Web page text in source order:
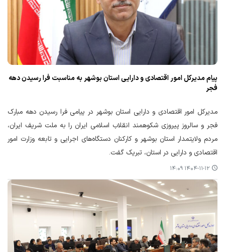
پیام مدیرکل امور اقتصادی و دارایی استان بوشهر به مناسبت فرا رسیدن دهه
فجر
مدیرکل امور اقتصادی و دارایی استان بوشهر در پیامی فرا رسیدن دهه مبارک
فجر و سالروز پیروزی شکوهمند انقلاب اسلامی ایران را به ملت شریف ایران،
مردم ولایتمدار استان بوشهر و کارکنان دستگاه‌های اجرایی و تابعه وزارت امور
اقتصادی و دارایی در استان، تبریک گفت.
۱۴۰۴-۱۱-۱۲ ۱۴:۰۹